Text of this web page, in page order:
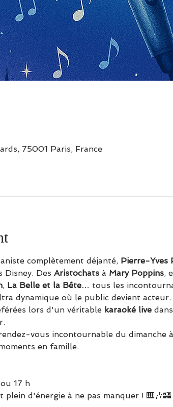
75001 Paris, France
complètement déjanté, Pierre-Yves
Disney. Des Aristochats à Mary Poppins,
, La Belle et la Bête… tous les
dynamique où le public devient
lors d'un véritable karaoké live dans
vous incontournable du dimanche
en famille.
17 h
d'énergie à ne pas manquer ! 🎹🎶🏰